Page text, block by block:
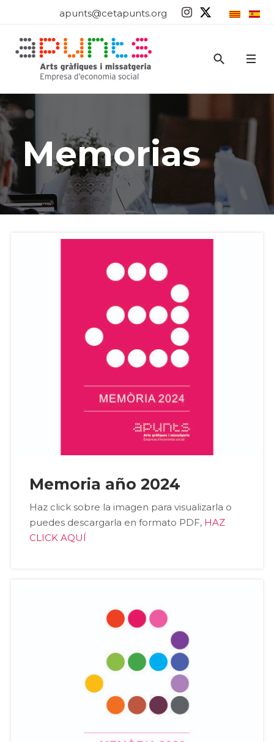
apunts@cetapunts.org
Memorias
Memoria año 2024
Haz click sobre la imagen para visualizarla o
puedes descargarla en formato PDF, HAZ
CLICK AQUÍ